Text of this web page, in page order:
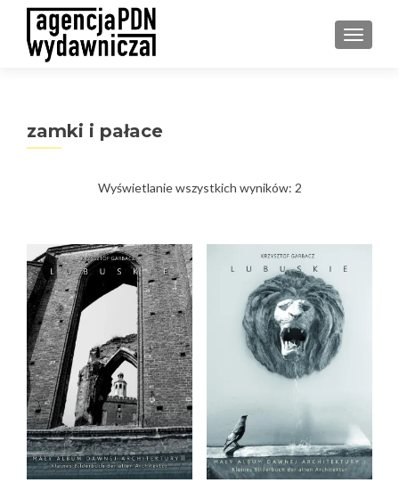
zamki i pałace
Wyświetlanie wszystkich wyników: 2Posortowane
najnowszych